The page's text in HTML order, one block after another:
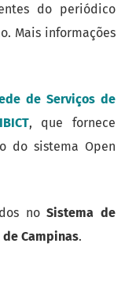
do periódico
Mais informações
de Serviços de
, que fornece
do sistema Open
noSistema de
Campinas.